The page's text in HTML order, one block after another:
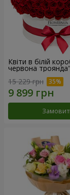
Квіти в білій
червона троянда"
15 229 грн